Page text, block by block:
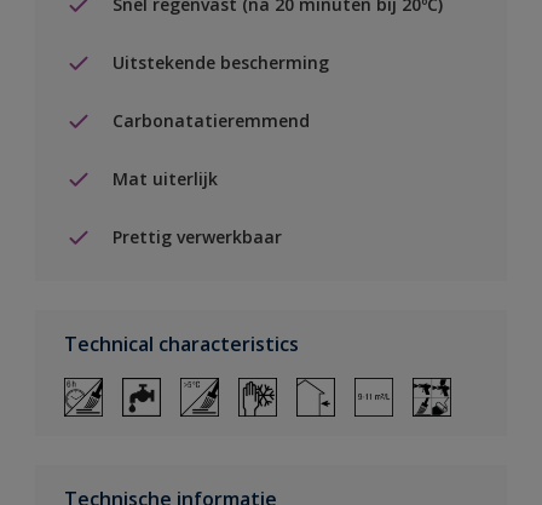
Uitstekende bescherming
Carbonatatieremmend
Mat uiterlijk
Prettig verwerkbaar
Technical characteristics
Technische informatie